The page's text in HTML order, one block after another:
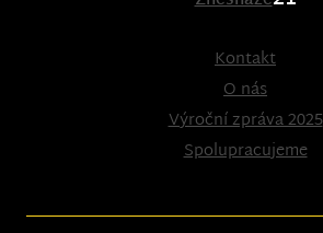
Kontakt
O nás
Výroční zpráva 2025
Spolupracujeme